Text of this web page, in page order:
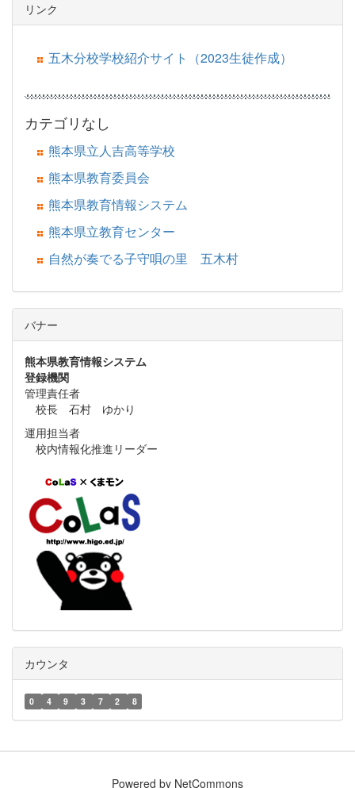
リンク
五木分校学校紹介サイト（2023生徒作成）
カテゴリなし
熊本県立人吉高等学校
熊本県教育委員会
熊本県教育情報システム
熊本県立教育センター
自然が奏でる子守唄の里 五木村
バナー
熊本県教育情報システム
登録機関
管理責任者
校長 石村 ゆかり
運用担当者
校内情報化推進リーダー
カウンタ
0 4 9 3 7 2 8
Powered by NetCommons